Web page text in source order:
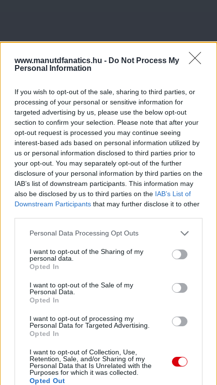
www.manutdfanatics.hu - Do Not Process My
Personal Information
If you wish to opt-out of the sale, sharing to third parties, or
processing of your personal or sensitive information for
targeted advertising by us, please use the below opt-out
section to confirm your selection. Please note that after your
opt-out request is processed you may continue seeing
interest-based ads based on personal information utilized by
us or personal information disclosed to third parties prior to
your opt-out. You may separately opt-out of the further
disclosure of your personal information by third parties on the
IAB’s list of downstream participants. This information may
also be disclosed by us to third parties on the IAB’s List of
Downstream Participants that may further disclose it to other
Please note that this website/app uses one or more Google
not limited to your visit or usage behaviour. You may click to
grant or deny consent to Google and its third-party tags to
use your data for below specified purposes in below Google
consent section.
Personal Data Processing Opt Outs
I want to opt-out of the Sharing of my
personal data.
Opted In
I want to opt-out of the Sale of my
Personal Data.
Opted In
I want to opt-out of processing my
Personal Data for Targeted Advertising.
Opted In
I want to opt-out of Collection, Use,
Retention, Sale, and/or Sharing of my
Personal Data that Is Unrelated with the
Purposes for which it was collected.
Opted Out
Meccs Center
Paris Saint-Germainvs
Manchester United